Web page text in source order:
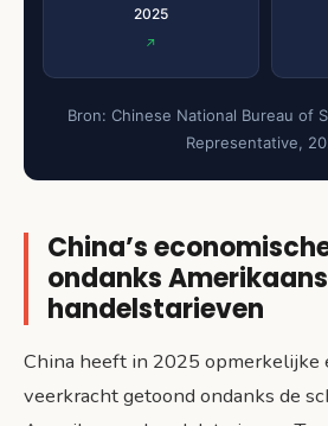
2025
Bron: Chinese National Bureau of
Representative,
China’s
ondanks
handelstarieven
China heeft in 2025 opmerkelijke
veerkracht getoond ondanks de